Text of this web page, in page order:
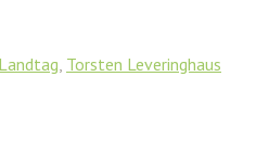
Torsten Leveringhaus